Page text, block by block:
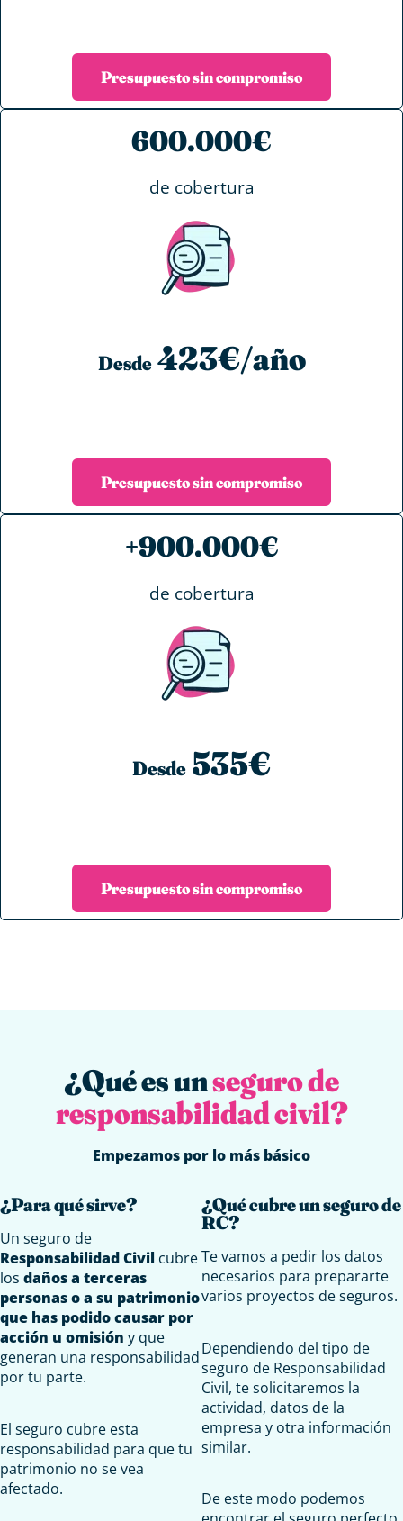
Presupuesto sin compromiso
600.000€
de cobertura
Desde423€/año
Presupuesto sin compromiso
+900.000€
de cobertura
Desde 535€
Presupuesto sin compromiso
¿Qué es unseguro de
responsabilidad civil?
Empezamos por lo más básico
¿Para qué sirve?
Un seguro de
Responsabilidad Civil cubre
los daños a terceras
personas o a su patrimonio
que has podido causar por
acción u omisión y que
generan una responsabilidad
por tu parte.
El seguro cubre esta
responsabilidad para que tu
patrimonio no se vea
afectado.
¿Qué cubre un seguro de
RC?
Te vamos a pedir los datos
necesarios para prepararte
varios proyectos de seguros.
Dependiendo del tipo de
seguro de Responsabilidad
Civil, te solicitaremos la
actividad, datos de la
empresa y otra información
similar.
De este modo podemos